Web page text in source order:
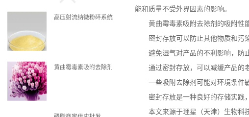
高压射流纳微粉碎系统
黄曲霉毒素吸附去除剂
能和质量不受外界因素的影响。
黄曲霉毒素吸附去除剂的吸附性
密封存放可以防止其他物质和污
避免湿气对产品的不利影响，防
通过密封存放，可以减缓产品的
一些吸附去除剂可能对环境条件
密封存放是一种良好的存储实践
本文来源于理星（天津）生物科